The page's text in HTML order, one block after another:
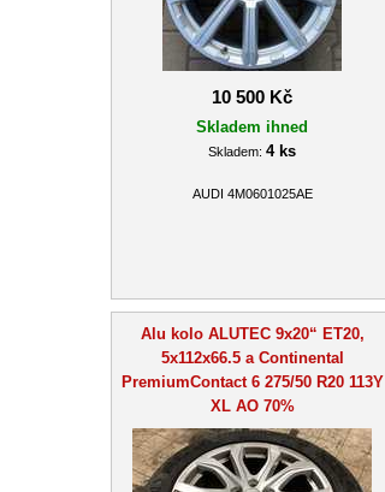
10 500 Kč
Skladem ihned
Skladem: 4 ks
AUDI 4M0601025AE
Alu kolo ALUTEC 9x20“ ET20,
5x112x66.5 a Continental
PremiumContact 6 275/50 R20 113Y
XL AO 70%